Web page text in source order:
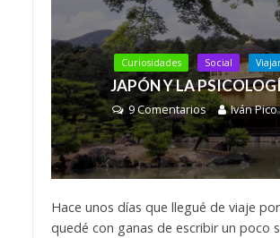
Curiosidades Social
JAPÓN Y LA
9 Comentarios Iván Pico
Hace unos días que llegué de viaje
quedé con ganas de escribir un poco